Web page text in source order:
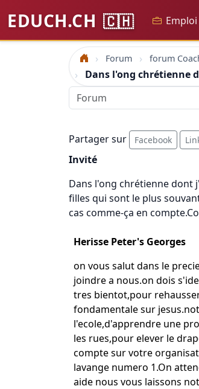
EDUCH.CH 🇨🇭 Emploi
Accueil Forum forum
Dans l'ong chrétienne
Partager sur Facebook
Invité
Dans l'ong chrétienne dont
filles qui sont le plus
cas comme-ça en
Herisse Peter's Georges
on vous salut dans le
joindre a nous.on dois
tres bientot,pour
fondamentale sur
l'ecole,d'apprendre une
les rues,pour elever le
compte sur votre
lavange numero 1.On
aide nous vous laissons